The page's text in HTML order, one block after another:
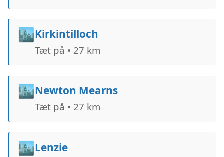
🏙️Kirkintilloch
Tæt på • 27 km
🏙️Newton Mearns
Tæt på • 27 km
🏙️Lenzie